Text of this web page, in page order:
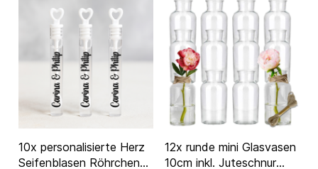
10x personalisierte Herz
Seifenblasen Röhrchen
12x runde mini Glasvasen
10cm inkl. Juteschnur